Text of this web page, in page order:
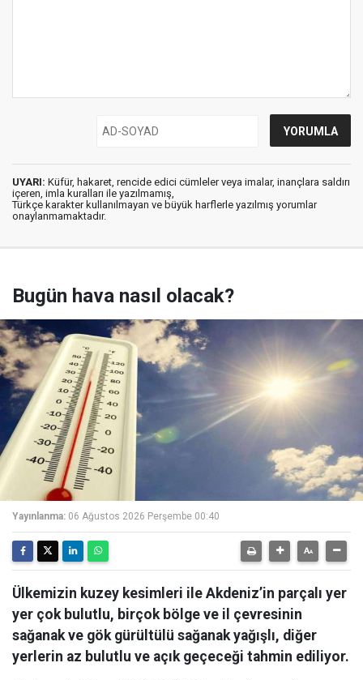
UYARI: Küfür, hakaret, rencide edici cümleler veya imalar, inançlara saldırı
içeren, imla kuralları ile yazılmamış,
Türkçe karakter kullanılmayan ve büyük harflerle yazılmış yorumlar
onaylanmamaktadır.
Bugün hava nasıl olacak?
Yayınlanma: 06 Ağustos 2026 Perşembe 00:40
Ülkemizin kuzey kesimleri ile Akdeniz’in parçalı yer
yer çok bulutlu, birçok bölge ve il çevresinin
sağanak ve gök gürültülü sağanak yağışlı, diğer
yerlerin az bulutlu ve açık geçeceği tahmin ediliyor.